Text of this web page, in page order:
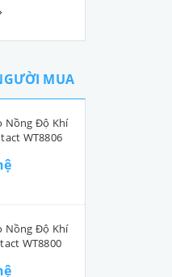
MUA
Nồng Độ Khí
WT8806
Nồng Độ Khí
WT8800